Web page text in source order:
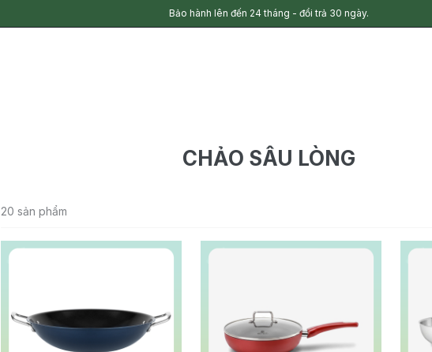
Bảo hành lên đến 24 tháng - đổi trả 30 ngày.
CHẢO SÂU LÒNG
20 sản phẩm